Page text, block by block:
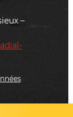
–